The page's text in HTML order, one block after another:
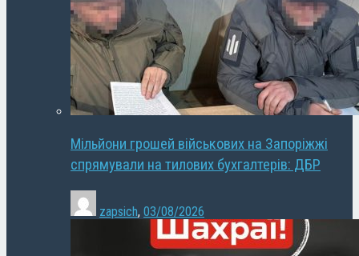
Мільйони грошей військових на Запоріжжі
спрямували на тилових бухгалтерів: ДБР
zapsich, 03/08/2026